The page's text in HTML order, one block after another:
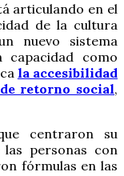
articulando en el
de la cultura
nuevo sistema
capacidad como
la accesibilidad
retorno social,
centraron su
personas con
fórmulas en las